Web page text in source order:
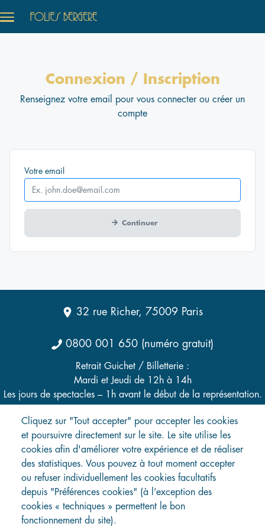
Connexion / Inscription
Renseignez votre email pour vous connecter ou créer un
compte
Votre email
Continuer
Cliquez sur "Tout accepter" pour accepter les cookies
et poursuivre directement sur le site. Le site utilise les
cookies afin d'améliorer votre expérience et de réaliser
des statistiques. Vous pouvez à tout moment accepter
ou refuser individuellement les cookies facultatifs
depuis "Préférences cookies" (à l’exception des
cookies « techniques » permettent le bon
fonctionnement du site).
32 rue Richer, 75009 Paris
0800 001 650 (numéro gratuit)
Retrait Guichet / Billetterie :
Mardi et Jeudi de 12h à 14h
Les jours de spectacles – 1h avant le début de la représentation.
Menu
Programmation
Préparez votre visite
Contact
Questions fréquentes
Recevoir la newsletter
Règlement intérieur